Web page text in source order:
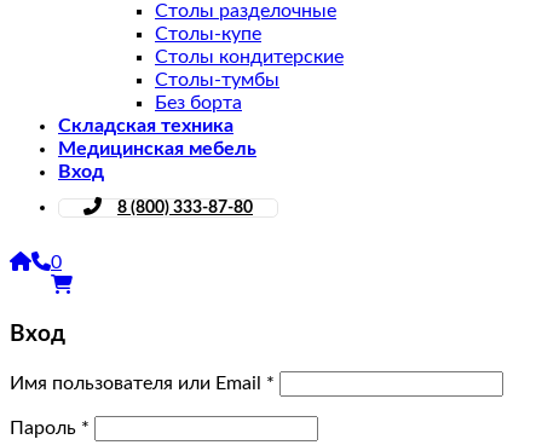
Столы разделочные
Столы-купе
Столы кондитерские
Столы-тумбы
Без борта
Складская техника
Медицинская мебель
Вход
8 (800) 333-87-80
0
Вход
Имя пользователя или Email *
Пароль *